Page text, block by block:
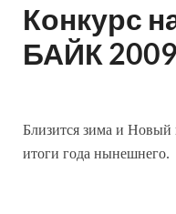
Конкурс
БАЙК 2009
Близится зима и Новый
итоги года нынешнего.